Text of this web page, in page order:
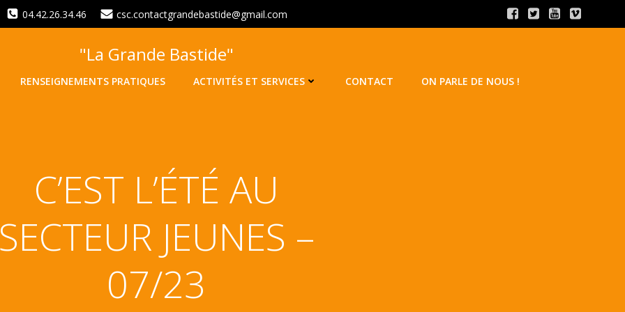
04.42.26.34.46 csc.contactgrandebastide@gmail.com
"La Grande Bastide"
RENSEIGNEMENTS PRATIQUES ACTIVITÉS ET SERVICES CONTACT ON PARLE DE NOUS !
C’EST L’ÉTÉ AU
SECTEUR JEUNES –
07/23